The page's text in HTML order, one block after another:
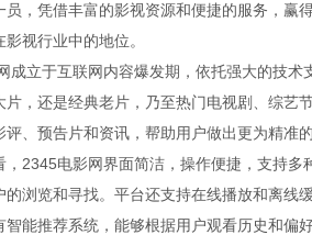
员，凭借丰富的影视资源和便捷的服务，赢
视行业中的地位。
成立于互联网内容爆发期，依托强大的技
片，还是经典老片，乃至热门电视剧、综艺
评、预告片和资讯，帮助用户做出更为精准
，2345电影网界面简洁，操作便捷，支持
的浏览和寻找。平台还支持在线播放和离线
智能推荐系统，能够根据用户观看历史和偏